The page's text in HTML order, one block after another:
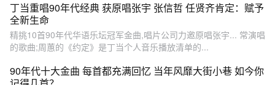
丁当重唱90年代经典 获原唱张宇 张信哲 任贤齐肯定：赋予
全新生命
精挑10首90年代华语乐坛冠军金曲,唱片公司力邀原唱张宇... 常演唱
的歌曲;周蕙的《约定》是丁当个人音乐播放清单的...
90年代十大金曲 每首都充满回忆 当年风靡大街小巷 如今你